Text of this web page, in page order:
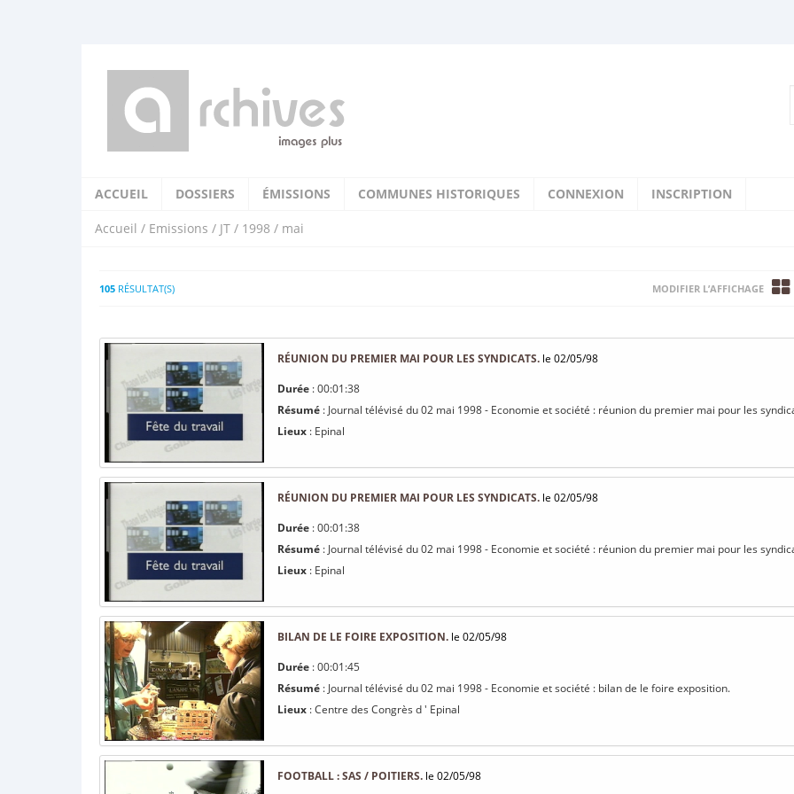
ACCUEIL DOSSIERS ÉMISSIONS COMMUNES HISTORIQUES CONNEXION INSCRIPTION
Accueil / Emissions / JT / 1998 / mai
105 RÉSULTAT(S) MODIFIER L’AFFICHAGE
RÉUNION DU PREMIER MAI POUR LES SYNDICATS. le 02/05/98
Durée : 00:01:38
Résumé : Journal télévisé du 02 mai 1998 - Economie et société : réunion du premier mai pour les
Lieux : Epinal
RÉUNION DU PREMIER MAI POUR LES SYNDICATS. le 02/05/98
Durée : 00:01:38
Résumé : Journal télévisé du 02 mai 1998 - Economie et société : réunion du premier mai pour les
Lieux : Epinal
BILAN DE LE FOIRE EXPOSITION. le 02/05/98
Durée : 00:01:45
Résumé : Journal télévisé du 02 mai 1998 - Economie et société : bilan de le foire exposition.
Lieux : Centre des Congrès d ' Epinal
FOOTBALL : SAS / POITIERS. le 02/05/98